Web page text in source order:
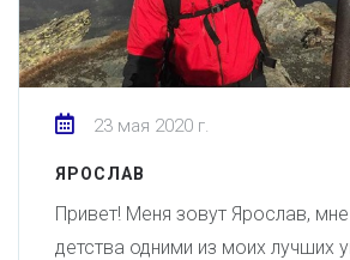
23 мая 2020 г.
ЯРОСЛАВ
Привет! Меня зовут Ярослав,
детства одними из моих лучших